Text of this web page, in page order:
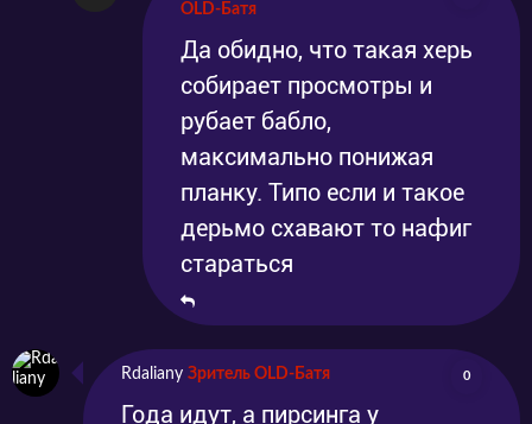
OLD-Батя
Да обидно, что такая херь
собирает просмотры и
рубает бабло,
максимально понижая
планку. Типо если и такое
дерьмо схавают то нафиг
стараться
Rdaliany Зритель OLD-Батя 0
Года идут, а пирсинга у